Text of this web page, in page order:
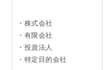
・株式会社
・有限会社
・投資法人
・特定目的会社